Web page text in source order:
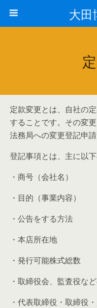
大田
定款変更とは、自社の
することです。その変
法務局への変更登記申請
登記事項とは、主に以下
・商号（会社名）
・目的（事業内容）
・公告をする方法
・本店所在地
・発行可能株式総数
・取締役会、監査役な
・代表取締役・取締役